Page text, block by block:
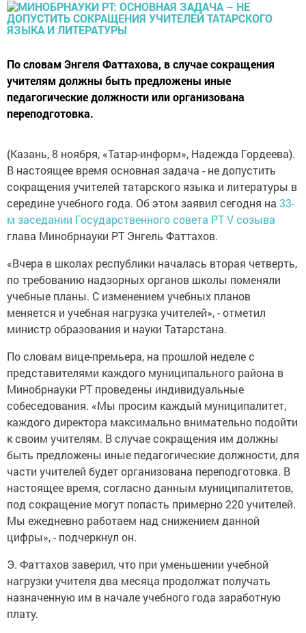
По словам Энгеля Фаттахова, в случае сокращения
учителям должны быть предложены иные
педагогические должности или организована
переподготовка.
(Казань, 8 ноября, «Татар-информ», Надежда Гордеева).
В настоящее время основная задача - не допустить
сокращения учителей татарского языка и литературы в
середине учебного года. Об этом заявил сегодня на 33-
м заседании Государственного совета РТ V созыва
глава Минобрнауки РТ Энгель Фаттахов.
«Вчера в школах республики началась вторая четверть,
по требованию надзорных органов школы поменяли
учебные планы. С изменением учебных планов
меняется и учебная нагрузка учителей», - отметил
министр образования и науки Татарстана.
По словам вице-премьера, на прошлой неделе с
представителями каждого муниципального района в
Минобрнауки РТ проведены индивидуальные
собеседования. «Мы просим каждый муниципалитет,
каждого директора максимально внимательно подойти
к своим учителям. В случае сокращения им должны
быть предложены иные педагогические должности, для
части учителей будет организована переподготовка. В
настоящее время, согласно данным муниципалитетов,
под сокращение могут попасть примерно 220 учителей.
Мы ежедневно работаем над снижением данной
цифры», - подчеркнул он.
Э. Фаттахов заверил, что при уменьшении учебной
нагрузки учителя два месяца продолжат получать
назначенную им в начале учебного года заработную
плату.